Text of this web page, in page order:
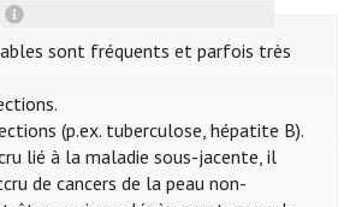
sont fréquents et parfois très
(p.ex. tuberculose, hépatite B).
lié à la maladie sous-jacente, il
de cancers de la peau non-